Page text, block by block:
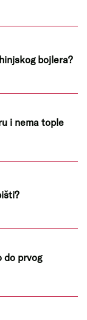
bojlera?
i nema tople
do prvog